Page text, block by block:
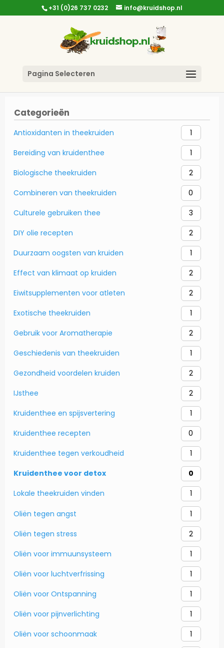
+31 (0)26 737 0232 info@kruidshop.nl
Pagina Selecteren
Categorieën
Antioxidanten in theekruiden 1
Bereiding van kruidenthee 1
Biologische theekruiden 2
Combineren van theekruiden 0
Culturele gebruiken thee 3
DIY olie recepten 2
Duurzaam oogsten van kruiden 1
Effect van klimaat op kruiden 2
Eiwitsupplementen voor atleten 2
Exotische theekruiden 1
Gebruik voor Aromatherapie 2
Geschiedenis van theekruiden 1
Gezondheid voordelen kruiden 2
IJsthee 2
Kruidenthee en spijsvertering 1
Kruidenthee recepten 0
Kruidenthee tegen verkoudheid 1
Kruidenthee voor detox 0
Lokale theekruiden vinden 1
Oliën tegen angst 1
Oliën tegen stress 2
Oliën voor immuunsysteem 1
Oliën voor luchtverfrissing 1
Oliën voor Ontspanning 1
Oliën voor pijnverlichting 1
Oliën voor schoonmaak 1